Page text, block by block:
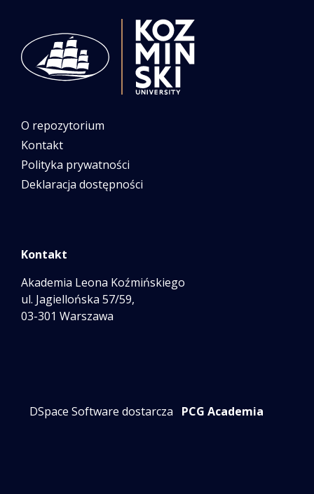
O repozytorium
Kontakt
Polityka prywatności
Deklaracja dostępności
Kontakt
Akademia Leona Koźmińskiego
ul. Jagiellońska 57/59,
03-301 Warszawa
DSpace Software dostarcza PCG Academia